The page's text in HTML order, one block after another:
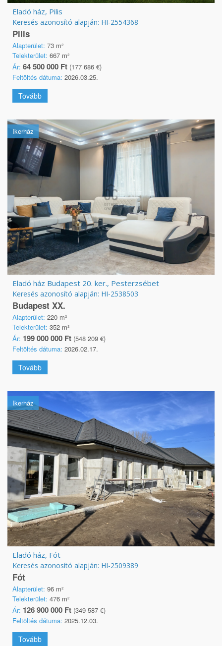
Eladó ház, Pilis
Keresés azonosító alapján: HI-2554368
Pilis
Alapterület: 73 m²
Telekterület: 667 m²
Ár: 64 500 000 Ft (177 686 €)
Feltöltés dátuma: 2026.03.25.
Tovább
Ikerház
Eladó ház Budapest 20. ker., Pesterzsébet
Keresés azonosító alapján: HI-2538503
Budapest XX.
Alapterület: 220 m²
Telekterület: 352 m²
Ár: 199 000 000 Ft (548 209 €)
Feltöltés dátuma: 2026.02.17.
Tovább
Ikerház
Eladó ház, Fót
Keresés azonosító alapján: HI-2509389
Fót
Alapterület: 96 m²
Telekterület: 476 m²
Ár: 126 900 000 Ft (349 587 €)
Feltöltés dátuma: 2025.12.03.
Tovább